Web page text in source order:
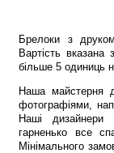
Брелоки з
Вартість
більше 5 одиниць
Наша майстерня
фотографіями,
Наші дизайнери
гарненько все
Мінімального